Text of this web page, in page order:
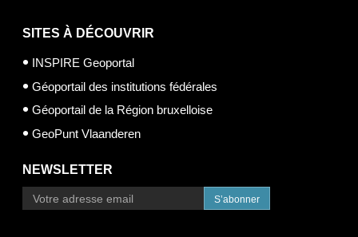
SITES À DÉCOUVRIR
INSPIRE Geoportal
Géoportail des institutions fédérales
Géoportail de la Région bruxelloise
GeoPunt Vlaanderen
NEWSLETTER
S’abonner